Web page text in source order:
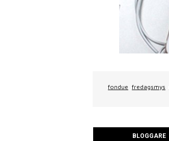
fondue fredagsmys
BLOGGARE